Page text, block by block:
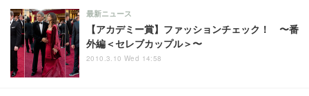
【アカデミー賞】ファッションチェック！ 〜番
外編＜セレブカップル＞〜
最新ニュース
2010.3.10 Wed 14:58